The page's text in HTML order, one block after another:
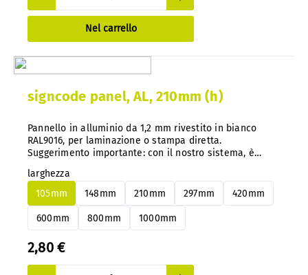
Nel carrello
signcode panel, AL, 210mm (h)
Pannello in alluminio da 1,2 mm rivestito in bianco
RAL9016, per laminazione o stampa diretta.
Suggerimento importante: con il nostro sistema, è
PS in qualsiasi momento senza smontarli.
larghezza
105mm
148mm 210mm 297mm 420mm
600mm 800mm 1000mm
2,80 €